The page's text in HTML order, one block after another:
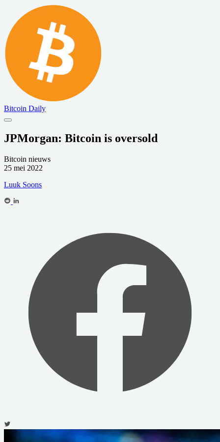
Bitcoin Daily
JPMorgan: Bitcoin is oversold
Bitcoin nieuws
25 mei 2022
Luuk Soons